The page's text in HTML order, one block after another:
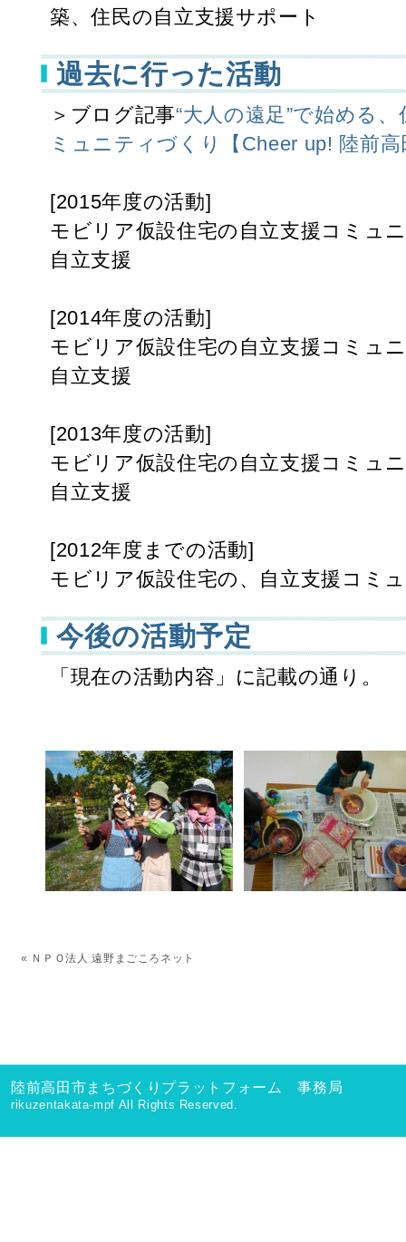
築、住民の自立支援サポート
過去に行った活動
＞ブログ記事“大人の遠足”で始める
ミュニティづくり【Cheer up! 陸前高
[2015年度の活動]
モビリア仮設住宅の自立支援コミュ
自立支援
[2014年度の活動]
モビリア仮設住宅の自立支援コミュ
自立支援
[2013年度の活動]
モビリア仮設住宅の自立支援コミュ
自立支援
[2012年度までの活動]
モビリア仮設住宅の、自立支援コミ
今後の活動予定
「現在の活動内容」に記載の通り。
« ＮＰＯ法人 遠野まごころネット
陸前高田市まちづくりプラットフォーム 事務局
rikuzentakata-mpf All Rights Reserved.